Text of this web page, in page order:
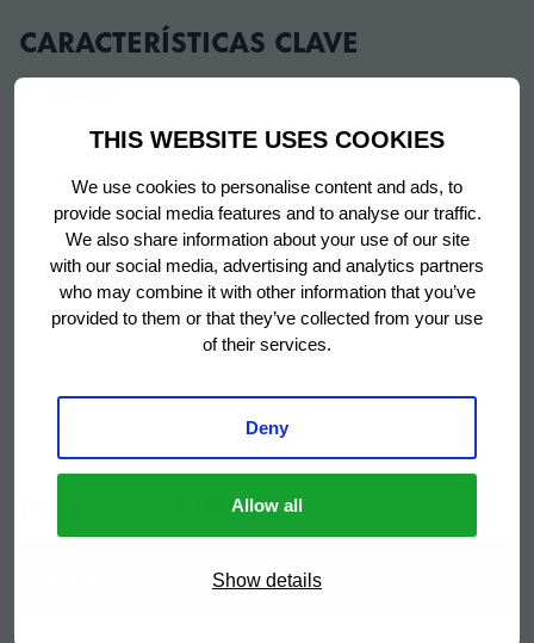
THIS WEBSITE USES COOKIES
We use cookies to personalise content and ads, to
provide social media features and to analyse our traffic.
We also share information about your use of our site
with our social media, advertising and analytics partners
who may combine it with other information that you’ve
provided to them or that they’ve collected from your use
of their services.
Deny
Allow all
Show details
CARACTERÍSTICAS CLAVE
El refrigerante utilizado en todos los modelos
natural que mejora el rendimiento de la mesa
refrigerada y tiene, en comparación con otros
refrigerantes, un potencial de impacto mínimo sobre la
capa de ozono.
Material
Tanto el interior como el exterior están fabricados con
acero inoxidable.
ESPECIFICACIONES
ESPECIFICACIÓN VALOR